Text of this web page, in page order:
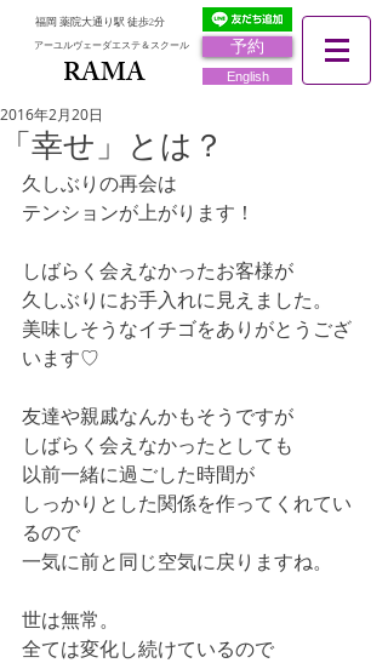
予約
福岡 薬院大通り駅 徒歩2分
アーユルヴェーダエステ＆スクール
RAMA English
「幸せ」とは？
2016年2月20日
久しぶりの再会は
テンションが上がります！
しばらく会えなかったお客様が
久しぶりにお手入れに見えました。
美味しそうなイチゴをありがとうござ
います♡
友達や親戚なんかもそうですが
しばらく会えなかったとしても
以前一緒に過ごした時間が
しっかりとした関係を作ってくれてい
るので
一気に前と同じ空気に戻りますね。
世は無常。
全ては変化し続けているので